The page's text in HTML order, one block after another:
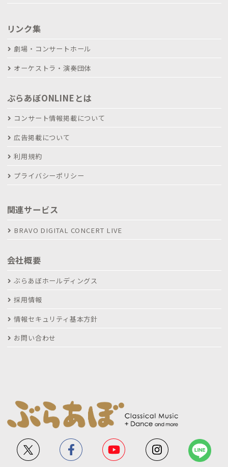
リンク集
劇場・コンサートホール
オーケストラ・演奏団体
ぶらあぼONLINEとは
コンサート情報掲載について
広告掲載について
利用規約
プライバシーポリシー
関連サービス
BRAVO DIGITAL CONCERT LIVE
会社概要
ぶらあぼホールディングス
採用情報
情報セキュリティ基本方針
お問い合わせ